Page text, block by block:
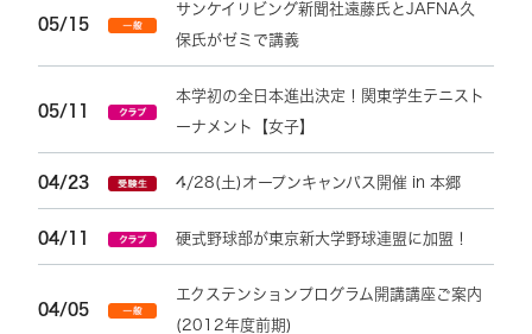
05/15
サンケイリビング新聞社遠藤氏とJAFNA久
保氏がゼミで講義
05/11
本学初の全日本進出決定！関東学生テニスト
ーナメント【女子】
04/23 4/28(土)オープンキャンパス開催 in 本郷
04/11 硬式野球部が東京新大学野球連盟に加盟！
04/05
エクステンションプログラム開講講座ご案内
(2012年度前期)